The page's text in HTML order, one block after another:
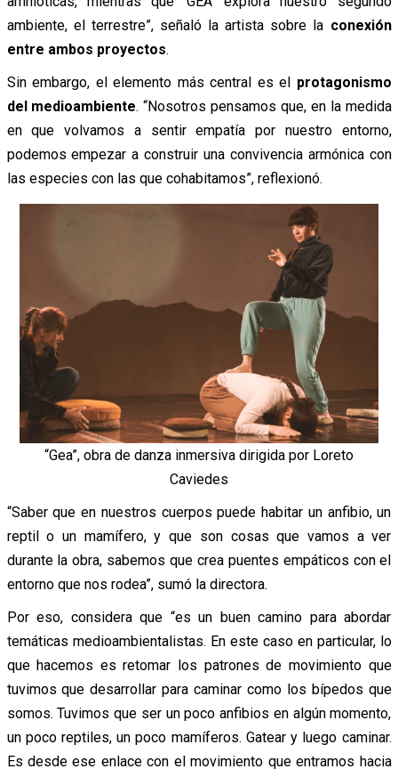
ambiente, el terrestre”, señaló la artista sobre la conexión
entre ambos proyectos.
Sin embargo, el elemento más central es el protagonismo
del medioambiente. “Nosotros pensamos que, en la medida
en que volvamos a sentir empatía por nuestro entorno,
podemos empezar a construir una convivencia armónica con
las especies con las que cohabitamos”, reflexionó.
“Gea”, obra de danza inmersiva dirigida por Loreto
Caviedes
“Saber que en nuestros cuerpos puede habitar un anfibio, un
reptil o un mamífero, y que son cosas que vamos a ver
durante la obra, sabemos que crea puentes empáticos con el
entorno que nos rodea”, sumó la directora.
Por eso, considera que “es un buen camino para abordar
temáticas medioambientalistas. En este caso en particular, lo
que hacemos es retomar los patrones de movimiento que
tuvimos que desarrollar para caminar como los bípedos que
somos. Tuvimos que ser un poco anfibios en algún momento,
un poco reptiles, un poco mamíferos. Gatear y luego caminar.
Es desde ese enlace con el movimiento que entramos hacia